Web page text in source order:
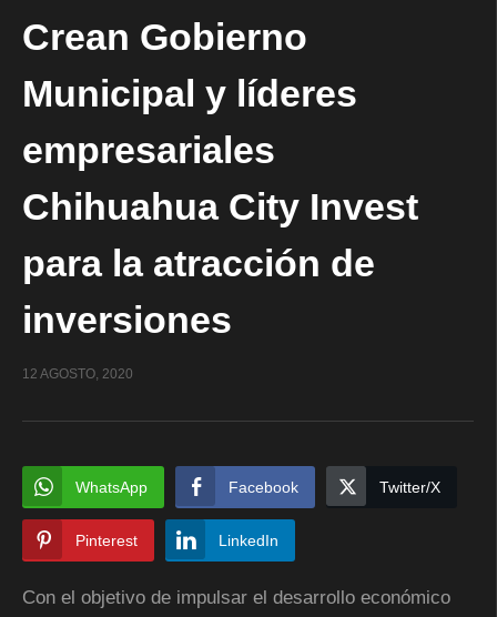
Crean Gobierno
Municipal y líderes
empresariales
Chihuahua City Invest
para la atracción de
inversiones
12 AGOSTO, 2020
WhatsApp Facebook Twitter/X
Pinterest LinkedIn
Con el objetivo de impulsar el desarrollo económico